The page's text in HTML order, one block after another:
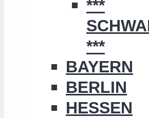
***
***
BAYERN
BERLIN
HESSEN